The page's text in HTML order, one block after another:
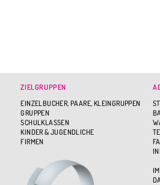
ZIELGRUPPEN
EINZELBUCHER, PAARE, KLEINGRUPPEN
GRUPPEN
SCHULKLASSEN
KINDER & JUGENDLICHE
FIRMEN